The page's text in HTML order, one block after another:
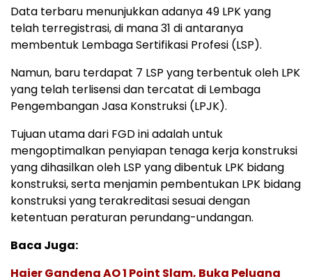
Data terbaru menunjukkan adanya 49 LPK yang
telah terregistrasi, di mana 31 di antaranya
membentuk Lembaga Sertifikasi Profesi (LSP).
Namun, baru terdapat 7 LSP yang terbentuk oleh LPK
yang telah terlisensi dan tercatat di Lembaga
Pengembangan Jasa Konstruksi (LPJK).
Tujuan utama dari FGD ini adalah untuk
mengoptimalkan penyiapan tenaga kerja konstruksi
yang dihasilkan oleh LSP yang dibentuk LPK bidang
konstruksi, serta menjamin pembentukan LPK bidang
konstruksi yang terakreditasi sesuai dengan
ketentuan peraturan perundang-undangan.
Baca Juga:
Haier Gandeng AO 1 Point Slam, Buka Peluang